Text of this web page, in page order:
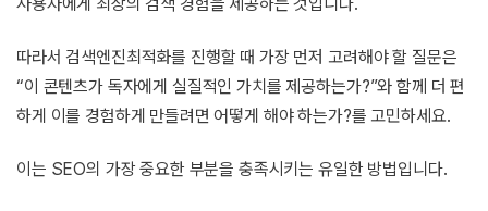
따라서 검색엔진최적화를 진행할 때 가장 먼저 고려해야 할 질문은
“이 콘텐츠가 독자에게 실질적인 가치를 제공하는가?”와 함께 더 편
하게 이를 경험하게 만들려면 어떻게 해야 하는가?를 고민하세요.
이는 SEO의 가장 중요한 부분을 충족시키는 유일한 방법입니다.